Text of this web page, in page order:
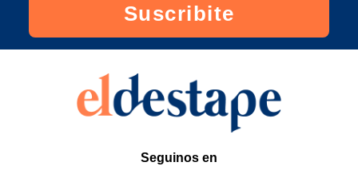
Suscribite
Seguinos en